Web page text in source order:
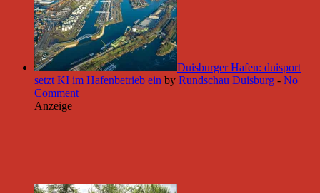
Duisburger Hafen: duisport
setzt KI im Hafenbetrieb ein by Rundschau Duisburg - No
Comment
Anzeige